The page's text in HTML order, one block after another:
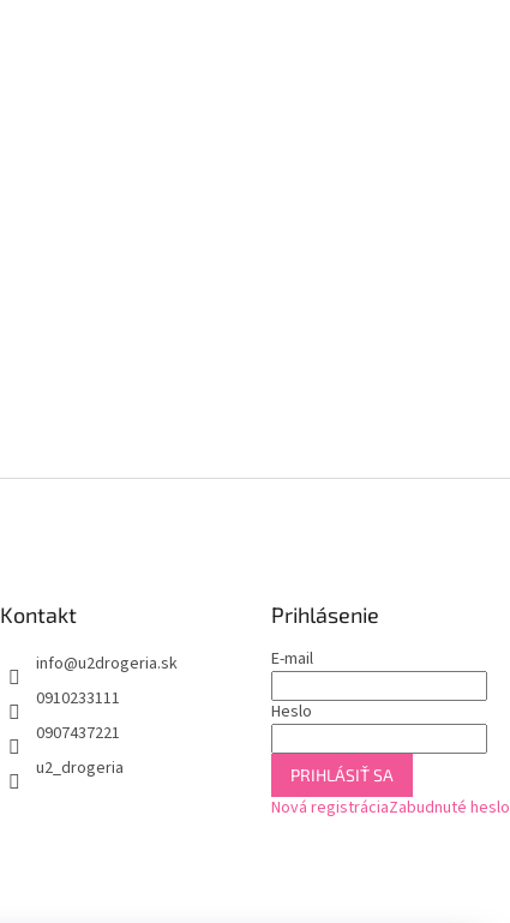
Kontakt
info@u2drogeria.sk
0910233111
0907437221
u2_drogeria
Prihlásenie
E-mail
Heslo
PRIHLÁSIŤ SA
Nová registráciaZabudnuté heslo